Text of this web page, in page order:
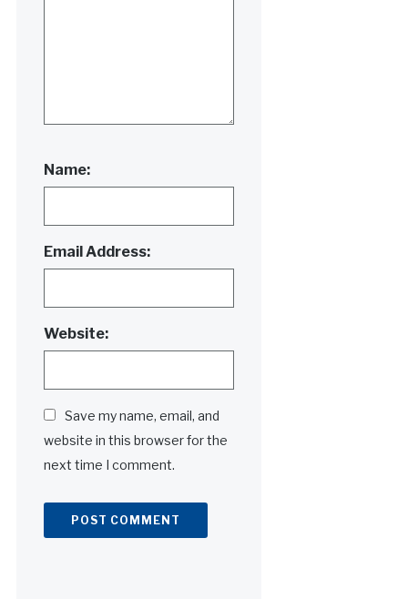
Name:
Email Address:
Website:
Save my name, email, and
website in this browser for the
next time I comment.